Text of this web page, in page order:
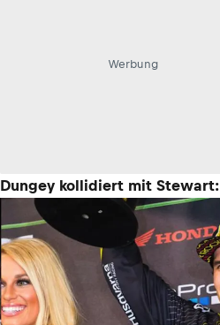
Werbung
Dungey kollidiert mit Stewart: